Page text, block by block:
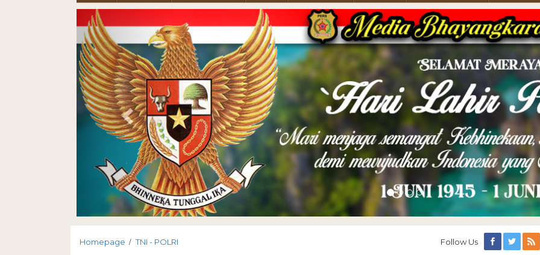
Homepage / TNI - POLRI Follow Us